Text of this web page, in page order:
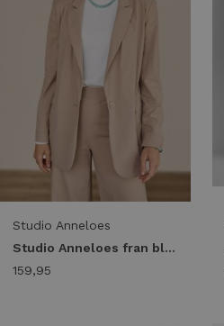
Studio Anneloes
Studio Anneloes fran blazer 94808 Blazers 2200 latte
159,95